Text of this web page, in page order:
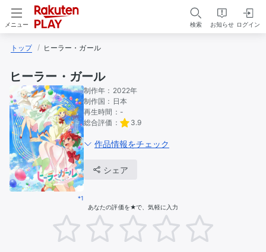
メニュー 検索 お知らせ ログイン
トップ ヒーラー・ガール
ヒーラー・ガール
*1
制作年： 2022年
制作国： 日本
再生時間： -
総合評価：
3.9
作品情報をチェック
シェア
あなたの評価を★で、気軽に入力